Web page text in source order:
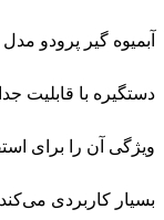
دستگیره با قابلیت
ویژگی آن را برای
بسیار کاربردی